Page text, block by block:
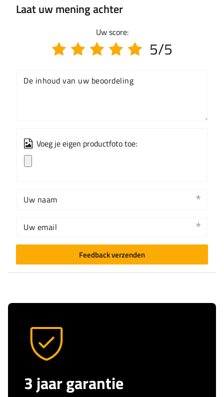
Laat uw mening achter
Uw score:
5/5
De inhoud van uw beoordeling
Voeg je eigen productfoto toe:
Uw naam
Uw email
Feedback verzenden
3 jaar garantie